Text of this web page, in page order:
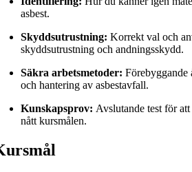
asbest.
Skyddsutrustning: Korrekt val och
skyddsutrustning och andningsskydd.
Säkra arbetsmetoder: Förebyggande
och hantering av asbestavfall.
Kunskapsprov: Avslutande test för
nått kursmålen.